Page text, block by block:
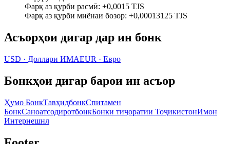
Фарқ аз қурби расмӣ: +0,0015 TJS
Фарқ аз қурби миёнаи бозор: +0,00013125 TJS
Асъорҳои дигар дар ин бонк
USD · Доллари ИМАEUR · Евро
Бонкҳои дигар барои ин асъор
Ҳумо БонкТавҳидбонкСпитамен
БонкСаноатсодиротбонкБонки тиҷоратии ТоҷикистонИмон
Интернешнл